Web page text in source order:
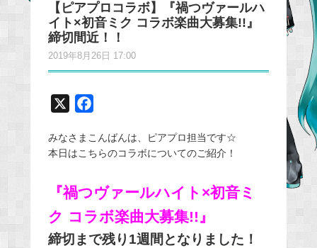
【ピアプロコラボ】『禍つヴァールハ
イト×初音ミク コラボ楽曲大募集!!』
締切間近！！
2019年8月26日 17:00
c
e
o
o
k
みなさまこんばんは、ピアプロ担当です☆
本日はこちらのコラボについてのご紹介！
『禍つヴァールハイト×初音ミ
ク コラボ楽曲大募集!!』
締切まで残り1週間となりました！